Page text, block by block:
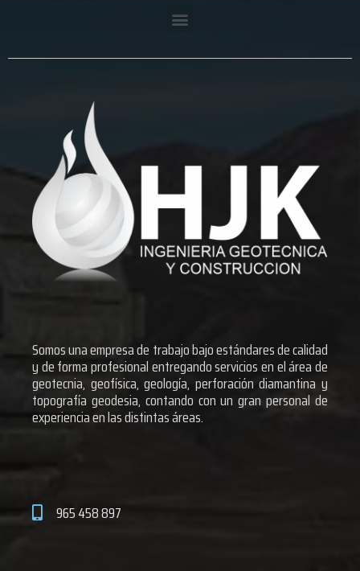
Somos una empresa de trabajo bajo estándares de calidad
y de forma profesional entregando servicios en el área de
geotecnia, geofísica, geología, perforación diamantina y
topografía geodesia, contando con un gran personal de
experiencia en las distintas áreas.
965 458 897